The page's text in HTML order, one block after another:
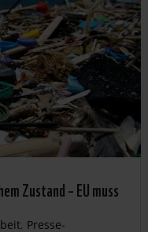
Zustand – EU muss
, Presse-